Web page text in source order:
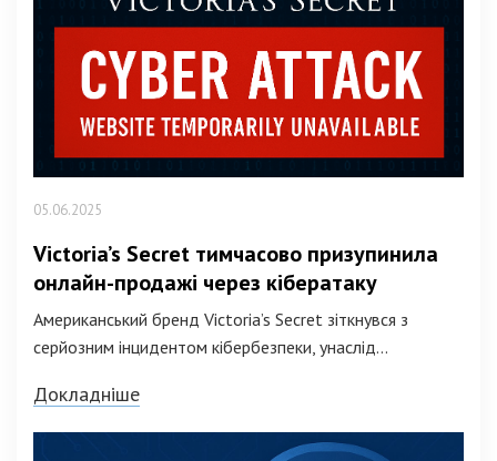
05.06.2025
Victoria’s Secret тимчасово призупинила
онлайн-продажі через кібератаку
Американський бренд Victoria’s Secret зіткнувся з
серйозним інцидентом кібербезпеки, унаслід...
Докладніше